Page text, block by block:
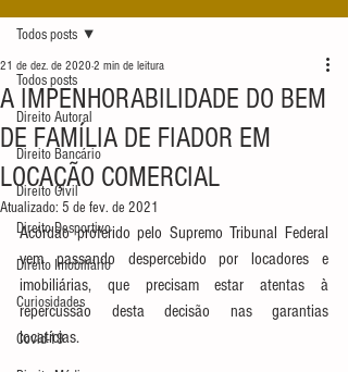
Todos posts
Direito Autoral
Direito Bancário
Direito Civil
Direito Desportivo
Direito Imobiliário
Curiosidades
Covid-19
Todos posts
A IMPENHORABILIDADE DO BEM
DE FAMÍLIA DE FIADOR EM
LOCAÇÃO COMERCIAL
21 de dez. de 2020 2 min de leitura
Atualizado: 5 de fev. de 2021
Acórdão proferido pelo Supremo Tribunal Federal
vem passando despercebido por locadores e
imobiliárias, que precisam estar atentas à
repercussão desta decisão nas garantias
locatícias.